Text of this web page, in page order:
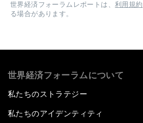
世界経済フォーラムレポートは、 利用規約
る場合があります。
世界経済フォーラムについて
私たちのストラテジー
私たちのアイデンティティ